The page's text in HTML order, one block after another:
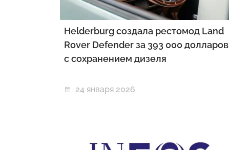
Helderburg создала рестомод Land
Rover Defender за 393 000 долларов
с сохранением дизеля
24 января 2026